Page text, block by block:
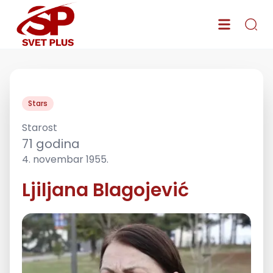
Stars
Starost
71 godina
4. novembar 1955.
Ljiljana Blagojević